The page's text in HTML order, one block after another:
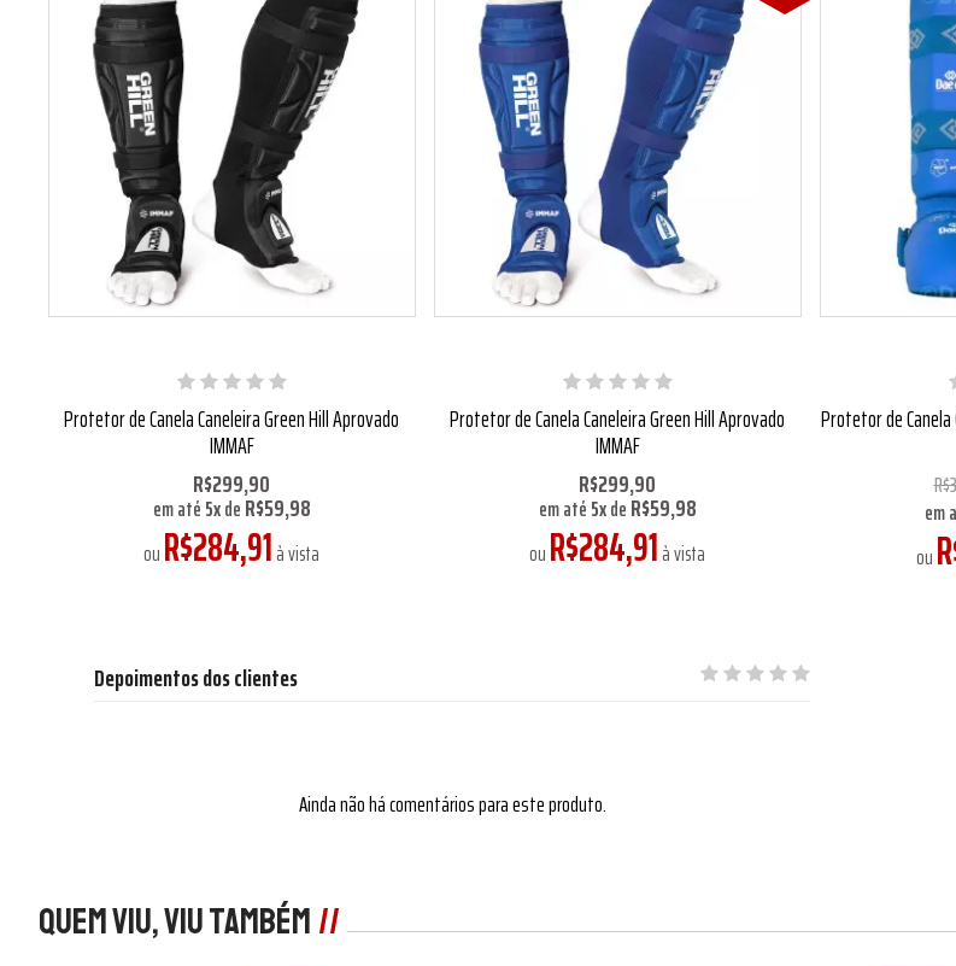
Protetor de Canela Caneleira Green Hill Aprovado
IMMAF
R$299,90
em até5xdeR$59,98
ouR$284,91à vista
Protetor de Canela Caneleira Green Hill Aprovado
IMMAF
R$299,90
em até5xdeR$59,98
ouR$284,91à vista
Protetor de
em
ou
Depoimentos dos clientes
Ainda não há comentários para este produto.
Quem viu, viu também